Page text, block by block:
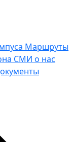
Маршруты
СМИ о нас